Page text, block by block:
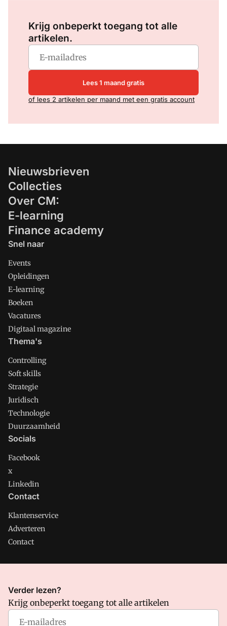
Krijg onbeperkt toegang tot alle
artikelen.
Lees 1 maand gratis
of lees 2 artikelen per maand met een gratis account
Nieuwsbrieven
Collecties
Over CM:
E-learning
Finance academy
Snel naar
Events
Opleidingen
E-learning
Boeken
Vacatures
Digitaal magazine
Thema's
Controlling
Soft skills
Strategie
Juridisch
Technologie
Duurzaamheid
Socials
Facebook
x
Linkedin
Contact
Klantenservice
Adverteren
Contact
CMweb is onderdeel van VMN media. Lees in
waar VMN media voor staat. Op gebruik van deze site zijn de
volgende regelingen van toepassing:Algemene Voorwaarden
Privacy en Cookie beleid
Verder lezen?
Krijg onbeperkt toegang tot alle artikelen